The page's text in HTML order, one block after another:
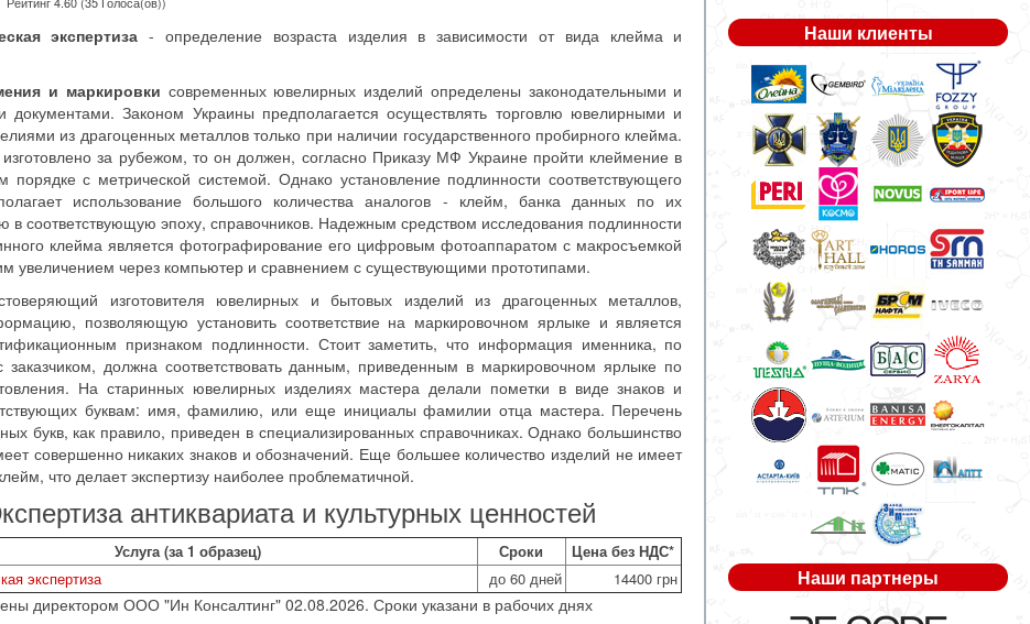
экспертиза - определение возраста изделия в зависимости от вида клейма и
и маркировки современных ювелирных изделий определены законодательными и
документами. Законом Украины предполагается осуществлять торговлю ювелирными и
из драгоценных металлов только при наличии государственного пробирного клейма.
за рубежом, то он должен, согласно Приказу МФ Украине пройти клеймение в
порядке с метрической системой. Однако установление подлинности соответствующего
использование большого количества аналогов - клейм, банка данных по их
в соответствующую эпоху, справочников. Надежным средством исследования подлинности
клейма является фотографирование его цифровым фотоаппаратом с макросъемкой
увеличением через компьютер и сравнением с существующими прототипами.
изготовителя ювелирных и бытовых изделий из драгоценных металлов,
позволяющую установить соответствие на маркировочном ярлыке и является
признаком подлинности. Стоит заметить, что информация именника, по
должна соответствовать данным, приведенным в маркировочном ярлыке по
На старинных ювелирных изделиях мастера делали пометки в виде знаков и
буквам: имя, фамилию, или еще инициалы фамилии отца мастера. Перечень
букв, как правило, приведен в специализированных справочниках. Однако большинство
совершенно никаких знаков и обозначений. Еще большее количество изделий не имеет
что делает экспертизу наиболее проблематичной.
антиквариата и культурных ценностей
Услуга (за 1 образец) Сроки
Цена без НДС*
экспертиза
до 60 дней 14400 грн
директором ООО "Ин Консалтинг" 02.08.2026. Сроки указани в рабочих днях
Наши клиенты
Наши партнеры